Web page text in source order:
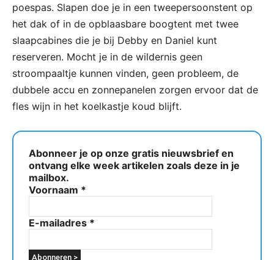
poespas. Slapen doe je in een tweepersoonstent op
het dak of in de opblaasbare boogtent met twee
slaapcabines die je bij Debby en Daniel kunt
reserveren. Mocht je in de wildernis geen
stroompaaltje kunnen vinden, geen probleem, de
dubbele accu en zonnepanelen zorgen ervoor dat de
fles wijn in het koelkastje koud blijft.
Abonneer je op onze gratis nieuwsbrief en
ontvang elke week artikelen zoals deze in je
mailbox.
Voornaam *
E-mailadres *